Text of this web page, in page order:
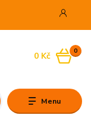
Menu
0
0 Kč